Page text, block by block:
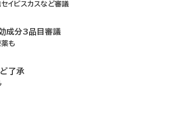
イビスカスなど審議
成分3品目審議
も
了承